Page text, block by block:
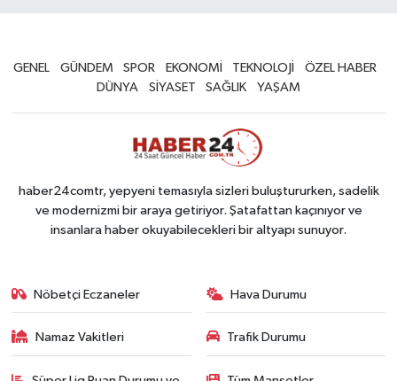
GENEL GÜNDEM SPOR EKONOMİ TEKNOLOJİ
ÖZEL HABER
DÜNYA
SİYASET SAĞLIK YAŞAM
haber24comtr, yepyeni temasıyla sizleri buluştururken, sadelik
ve modernizmi bir araya getiriyor. Şatafattan kaçınıyor ve
insanlara haber okuyabilecekleri bir altyapı sunuyor.
Nöbetçi Eczaneler Hava Durumu
Namaz Vakitleri Trafik Durumu